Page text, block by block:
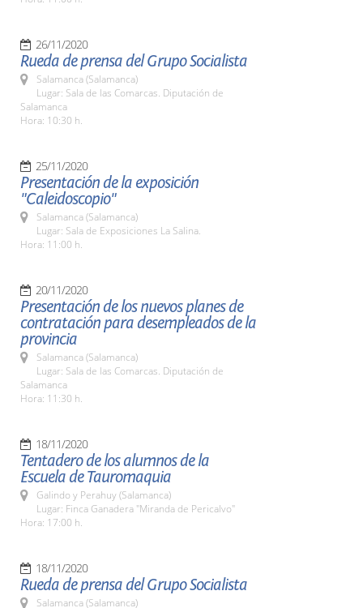
26/11/2020
Rueda de prensa del Grupo Socialista
Salamanca (Salamanca)
Lugar: Sala de las Comarcas. Diputación de
Salamanca
Hora: 10:30 h.
25/11/2020
Presentación de la exposición
"Caleidoscopio"
Salamanca (Salamanca)
Lugar: Sala de Exposiciones La Salina.
Hora: 11:00 h.
20/11/2020
Presentación de los nuevos planes de
contratación para desempleados de la
provincia
Salamanca (Salamanca)
Lugar: Sala de las Comarcas. Diputación de
Salamanca
Hora: 11:30 h.
18/11/2020
Tentadero de los alumnos de la
Escuela de Tauromaquia
Galindo y Perahuy (Salamanca)
Lugar: Finca Ganadera "Miranda de Pericalvo"
Hora: 17:00 h.
18/11/2020
Rueda de prensa del Grupo Socialista
Salamanca (Salamanca)